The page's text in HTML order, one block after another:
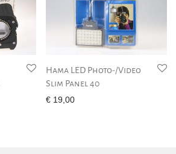
Hama LED Photo-/Video
Slim Panel 40
€ 19,00